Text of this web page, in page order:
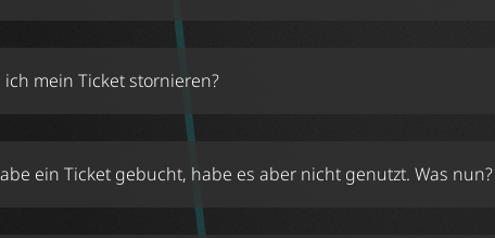
ich mein Ticket stornieren?
ein Ticket gebucht, habe es aber nicht genutzt. Was nun?